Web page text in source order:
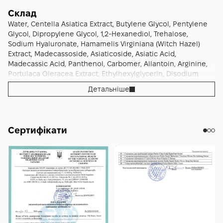
до спеціалізованої лінії Wonder Releaf Centella бренду
Purito Seoul у версії Unscented — серії, побудованої
навколо корейської центели азіатської як флагманського
активу. Філософія бренду Purito — це "повернення до
основ": дбайливі, ефективні і безпечні формули з
мінімальним списком активних компонентів. Назва "Purito"
поєднує концепцію очищення шкіри з символізмом "土"
(земля у східних мовах), що представляє природні і
обґрунтовані складники. Бренд має EWG-сертифіковані
корейська центела азіатська (Centella Asiatica Extract, 6
вирощується у складних умовах корейських чотирьох
сезонів і різноманітної території, через що володіє
посиленими заспокійливими властивостями. За
функціями в INCI центела ефективно знімає почервоніння
і дискомфорт шкіри, заспокоює реактивні ділянки,
прискорює природне оновлення шкіри і має
антиоксидантний профіль. Формула містить повний cica-
комплекс активних сполук центели — мадекасозид
наступні засоби в догляді — за рахунок підготовки
тонером активи сироваток і кремів вбираються глибше і
працюють ефективніше. При регулярному використанні
(1–2 рази на день) накопичується кумулятивний результат:
завдяки роботі центели, cica-комплексу, пантенолу і
гіалуронової кислоти шкіра з тенденцією до реактивності
і почервонінь поступово набуває спокійнішого стану.
Зневоднена шкіра з тенденцією до стягнутості поступово
набуває стабільнішого зволоженого стану — за рахунок
постійної дії зволожуючого коктейлю. Шкіра рідше реагує
ознаками атопічної тенденції у фазі ремісії поступово
підтримки заспокоєння (хоча тонер не замінює основні
бар'єро-зміцнювальні засоби лінії). Тон обличчя
поступово вирівнюється, "втомленість" шкіри
зменшується. Природне сяйво шкіри стає стабільнішим —
за рахунок постійного зволоження. Шкіра з тенденцією до
висипань і реактивних запальних проявів поступово стає
чистішою — за рахунок постійної протизапальної дії
центели. Засіб не претендує на медичні результати і не
Доречний для людей з тенденцією до тьмяності і
стягнутості — насичений зволожуючий коктейль
повертає свіжість. Підходить для людей з ознаками
"перегріву" і поверхневих почервонінь — миттєва
заспокійлива дія. Корисний для людей, які перестаралися
з активами (кислотами, ретинолом) і потребують
відновлення комфорту шкіри — заспокійливий профіль
компенсує можливе подразнення. Доречний для всіх
типів шкіри — від нормальної до сухої і чутливої — як
одну ємність), тому тонер ідеально вписується у ручну
формат для нових користувачів лінії Wonder Releaf
Centella — формат міні дозволяє познайомитися з
тонером перед купівлею повного розміру і вирішити, чи
підходить продукт для твоєї шкіри. Доречний для
тестування продукту або переходу з ароматизованих
тонерів — версія Unscented дозволяє перевірити, чи
саме аромат провокував реакцію шкіри. Підходить для
людей у поствідновлювальному періоді після
рушником без тертя. Налий невелику кількість тонера на
чисті долоні або на ватний диск. Спосіб 1 (долонями) —
рекомендований виробником: налий тонер на чисті
долоні, м'яко розподіли його по обличчю і шиї
притискаючими (поплескуючими) "вбиваючими" рухами до
повного вбирання — цей спосіб забезпечує максимальне
зволоження і делікатний контакт зі шкірою. Спосіб 2
(ватним диском): нанеси тонер на ватний диск і м'яко
протри обличчя від центру до периферії — цей спосіб
"layering"). За бажанням можна також нанести тонер на
Дай тонеру повністю вбратися протягом 30 секунд — 1
хвилини, після чого продовжуй ритуал догляду — наноси
сироватку (наприклад, з лінії Wonder Releaf Centella від
Purito Seoul — Centella Serum Unscented для
синергічного ефекту в межах системи), потім
завершальний крем (наприклад, Centella Cream
Unscented). Удень обов'язково завершуй ранкову рутину
Склад
Water, Centella Asiatica Extract, Butylene Glycol, Pentylene
Glycol, Dipropylene Glycol, 1,2-Hexanediol, Trehalose,
Sodium Hyaluronate, Hamamelis Virginiana (Witch Hazel)
Extract, Madecassoside, Asiaticoside, Asiatic Acid,
Madecassic Acid, Panthenol, Carbomer, Allantoin, Arginine,
Portulaca Oleracea Extract, Ethylhexylglycerin, Disodium
EDTA
Детальніше
Сертифікати